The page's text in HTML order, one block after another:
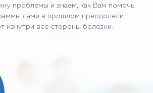
проблемы и знаем, как Вам помочь.
сами в прошлом преодолели
изнутри все стороны болезни.